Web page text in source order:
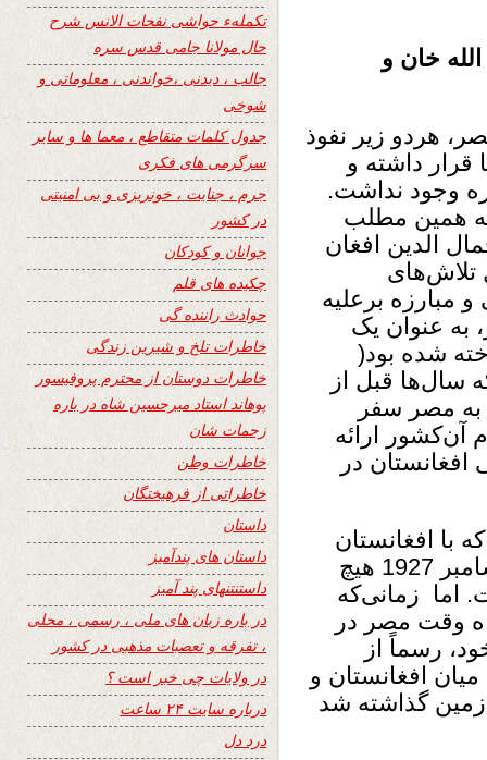
خان و
و مصر، هردو زیر نفوذ
قرار داشته و
وجود نداشت.
به همین مطلب
الدین افغان
تلاش‌های
مبارزه برعلیه
به عنوان یک
شده بود(
که سال‌ها قبل از
به مصر سفر
آن‌کشور ارائه
در
با افغانستان
روابط دیپلوماتیک برقرار کرده است، تا دسامبر 1927 هیچ‌
اما زمانی‌که
وقت مصر در
رسماً از
افغانستان و
میلادی، به زمین گذاشته شد
تکملهء حواشی نفحات الانس شرح
حال مولانا جامی قدس سره
جالب ، دیدنی ،خواندنی ، معلوماتی و
شوخی
جدول کلمات متقاطع ، معما ها و سایر
سرگرمی های فکری
جرم ، جنایت ، خونریزی و بی امنیتی
در کشور
جوانان و کودکان
چکیده های قلم
حوادث راننده گی
خاطرات تلخ و شیرین زندگی
خاطرات دوستان از محترم پروفیسور
پوهاند استاد میرحسین شاه در باره
زحمات شان
خاطرات وطن
خاطراتی از فرهیختگان
داستان
داستان های پندآمیز
داستنتنهای پند آمیز
در باره زبان های ملی ، رسمی ، محلی
، تفرقه و تعصبات مذهبی در کشور
در ولایات چی خبر است ؟
درباره سایت ۲۴ ساعت
درد دل